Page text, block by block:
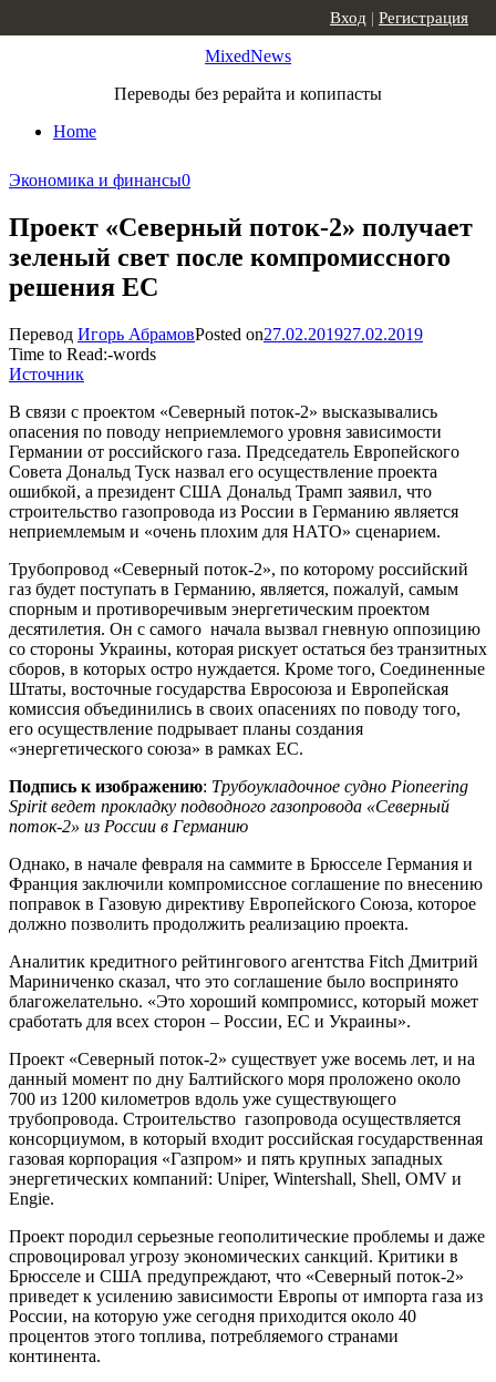
MixedNews
Переводы без рерайта и копипасты
Home
Вход | Регистрация
Экономика и финансы0
Проект «Северный поток-2» получает
зеленый свет после компромиссного
решения ЕС
Перевод Игорь АбрамовPosted on27.02.201927.02.2019
Time to Read:-words
Источник
В связи с проектом «Северный поток-2» высказывались
опасения по поводу неприемлемого уровня зависимости
Германии от российского газа. Председатель Европейского
Совета Дональд Туск назвал его осуществление проекта
ошибкой, а президент США Дональд Трамп заявил, что
строительство газопровода из России в Германию является
неприемлемым и «очень плохим для НАТО» сценарием.
Трубопровод «Северный поток-2», по которому российский
газ будет поступать в Германию, является, пожалуй, самым
спорным и противоречивым энергетическим проектом
десятилетия. Он с самого начала вызвал гневную оппозицию
со стороны Украины, которая рискует остаться без транзитных
сборов, в которых остро нуждается. Кроме того, Соединенные
Штаты, восточные государства Евросоюза и Европейская
комиссия объединились в своих опасениях по поводу того,
его осуществление подрывает планы создания
«энергетического союза» в рамках ЕС.
Подпись к изображению: Трубоукладочное судно Pioneering
Spirit ведет прокладку подводного газопровода «Северный
поток-2» из России в Германию
Однако, в начале февраля на саммите в Брюсселе Германия и
Франция заключили компромиссное соглашение по внесению
поправок в Газовую директиву Европейского Союза, которое
должно позволить продолжить реализацию проекта.
Аналитик кредитного рейтингового агентства Fitch Дмитрий
Мариниченко сказал, что это соглашение было воспринято
благожелательно. «Это хороший компромисс, который может
сработать для всех сторон – России, ЕС и Украины».
Проект «Северный поток-2» существует уже восемь лет, и на
данный момент по дну Балтийского моря проложено около
700 из 1200 километров вдоль уже существующего
трубопровода. Строительство газопровода осуществляется
консорциумом, в который входит российская государственная
газовая корпорация «Газпром» и пять крупных западных
энергетических компаний: Uniper, Wintershall, Shell, OMV и
Engie.
Проект породил серьезные геополитические проблемы и даже
спровоцировал угрозу экономических санкций. Критики в
Брюсселе и США предупреждают, что «Северный поток-2»
приведет к усилению зависимости Европы от импорта газа из
России, на которую уже сегодня приходится около 40
процентов этого топлива, потребляемого странами
континента.